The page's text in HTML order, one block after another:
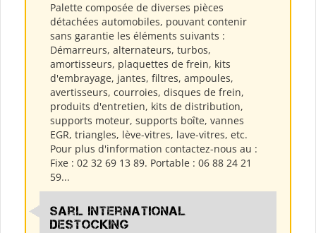
Palette composée de diverses pièces
détachées automobiles, pouvant contenir
sans garantie les éléments suivants :
Démarreurs, alternateurs, turbos,
amortisseurs, plaquettes de frein, kits
d'embrayage, jantes, filtres, ampoules,
avertisseurs, courroies, disques de frein,
produits d'entretien, kits de distribution,
supports moteur, supports boîte, vannes
EGR, triangles, lève-vitres, lave-vitres, etc.
Pour plus d'information contactez-nous au :
Fixe : 02 32 69 13 89. Portable : 06 88 24 21
59...
Sarl International
Destocking